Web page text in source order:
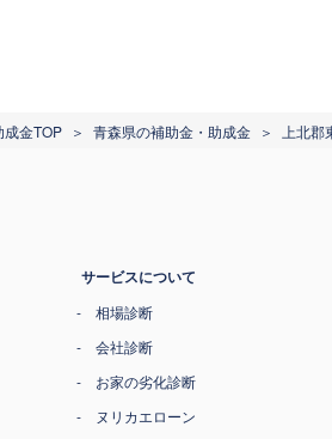
成金TOP 青森県の補助金・助成金 上北
サービスについて
相場診断
会社診断
お家の劣化診断
ヌリカエローン